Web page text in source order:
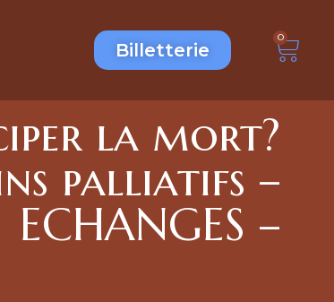
Billetterie
0
la mort?
palliatifs –
ECHANGES –